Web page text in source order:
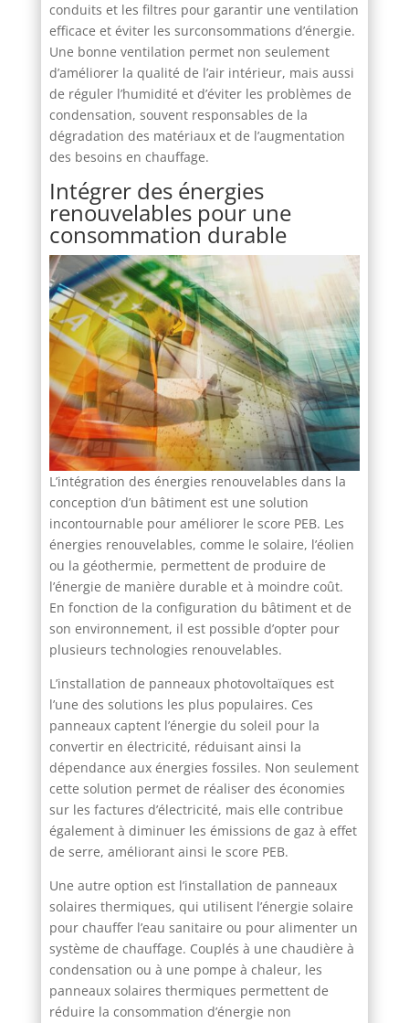
conduits et les filtres pour garantir une ventilation
efficace et éviter les surconsommations d’énergie.
Une bonne ventilation permet non seulement
d’améliorer la qualité de l’air intérieur, mais aussi
de réguler l’humidité et d’éviter les problèmes de
condensation, souvent responsables de la
dégradation des matériaux et de l’augmentation
des besoins en chauffage.
Intégrer des énergies
renouvelables pour une
consommation durable
L’intégration des énergies renouvelables dans la
conception d’un bâtiment est une solution
incontournable pour améliorer le score PEB. Les
énergies renouvelables, comme le solaire, l’éolien
ou la géothermie, permettent de produire de
l’énergie de manière durable et à moindre coût.
En fonction de la configuration du bâtiment et de
son environnement, il est possible d’opter pour
plusieurs technologies renouvelables.
L’installation de panneaux photovoltaïques est
l’une des solutions les plus populaires. Ces
panneaux captent l’énergie du soleil pour la
convertir en électricité, réduisant ainsi la
dépendance aux énergies fossiles. Non seulement
cette solution permet de réaliser des économies
sur les factures d’électricité, mais elle contribue
également à diminuer les émissions de gaz à effet
de serre, améliorant ainsi le score PEB.
Une autre option est l’installation de panneaux
solaires thermiques, qui utilisent l’énergie solaire
pour chauffer l’eau sanitaire ou pour alimenter un
système de chauffage. Couplés à une chaudière à
condensation ou à une pompe à chaleur, les
panneaux solaires thermiques permettent de
réduire la consommation d’énergie non